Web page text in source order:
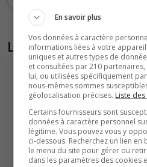
Liste des avis du
Il n'y a pas encore
Qualité
En savoir plus
Vos données à caractère
informations liées à votre
uniques et autres types de
et consultées par 210
lui, ou utilisées spécifiquement
nous-mêmes sommes
géolocalisation précises. Liste
Certains fournisseurs sont
données à caractère personnel
légitime. Vous pouvez vous y
ci-dessous. Recherchez un lien
le menu du site pour gérer ou
dans les paramètres des cookies